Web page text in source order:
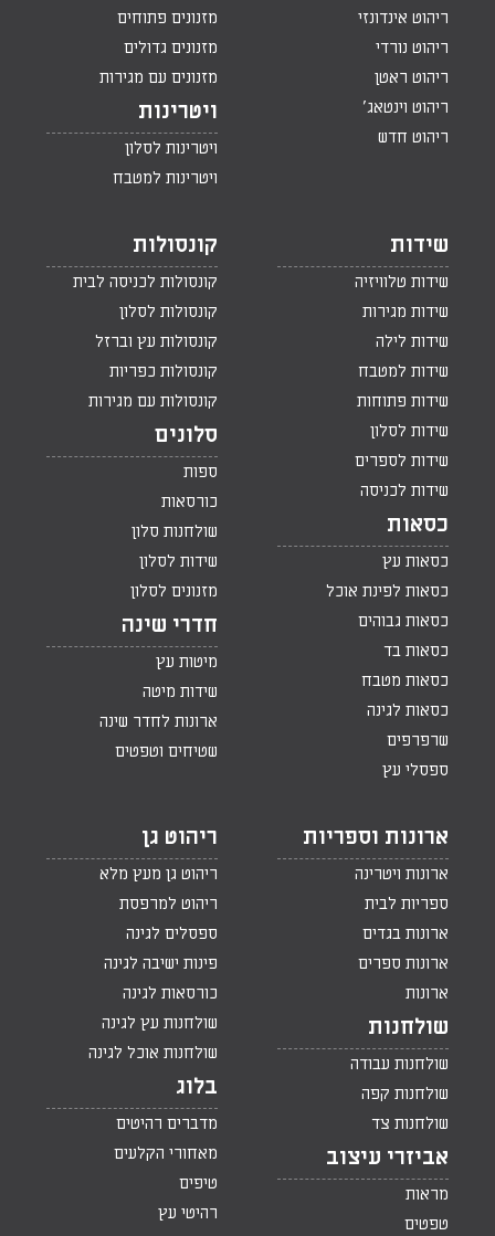
ריהוט אינדונזי
ריהוט נורדי
ריהוט ראטן
ריהוט וינטאג'
ריהוט חדש
מזנונים פתוחים
מזנונים גדולים
מזנונים עם מגירות
ויטרינות
ויטרינות לסלון
ויטרינות למטבח
שידות
שידות טלוויזיה
שידות מגירות
שידות לילה
שידות למטבח
שידות פתוחות
שידות לסלון
שידות לספרים
שידות לכניסה
כסאות
כסאות עץ
כסאות לפינת אוכל
כסאות גבוהים
כסאות בד
כסאות מטבח
כסאות לגינה
שרפרפים
ספסלי עץ
קונסולות
קונסולות לכניסה לבית
קונסולות לסלון
קונסולות עץ וברזל
קונסולות כפריות
קונסולות עם מגירות
סלונים
ספות
כורסאות
שולחנות סלון
שידות לסלון
מזנונים לסלון
חדרי שינה
מיטות עץ
שידות מיטה
ארונות לחדר שינה
שטיחים וטפטים
ארונות וספריות
ארונות ויטרינה
ספריות לבית
ארונות בגדים
ארונות ספרים
ארונות
שולחנות
שולחנות עבודה
שולחנות קפה
שולחנות צד
אביזרי עיצוב
מראות
טפטים
ריהוט גן
ריהוט גן מעץ מלא
ריהוט למרפסת
ספסלים לגינה
פינות ישיבה לגינה
כורסאות לגינה
שולחנות עץ לגינה
שולחנות אוכל לגינה
בלוג
מדברים רהיטים
מאחורי הקלעים
טיפים
רהיטי עץ